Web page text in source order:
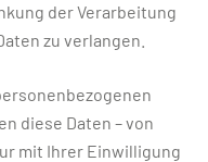
der Verarbeitung
zu verlangen.
diese Daten – von
mit Ihrer Einwilligung